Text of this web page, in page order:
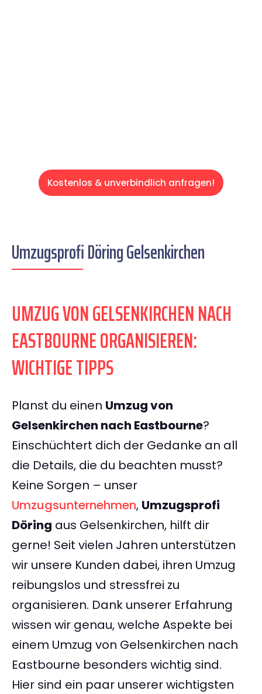
Kostenlos & unverbindlich anfragen!
Umzugsprofi Döring Gelsenkirchen
UMZUG VON GELSENKIRCHEN NACH
EASTBOURNE ORGANISIEREN:
WICHTIGE TIPPS
Planst du einen Umzug von
Gelsenkirchen nach Eastbourne?
Einschüchtert dich der Gedanke an all
die Details, die du beachten musst?
Keine Sorgen – unser
Umzugsunternehmen, Umzugsprofi
Döring aus Gelsenkirchen, hilft dir
gerne! Seit vielen Jahren unterstützen
wir unsere Kunden dabei, ihren Umzug
reibungslos und stressfrei zu
organisieren. Dank unserer Erfahrung
wissen wir genau, welche Aspekte bei
einem Umzug von Gelsenkirchen nach
Eastbourne besonders wichtig sind.
Hier sind ein paar unserer wichtigsten